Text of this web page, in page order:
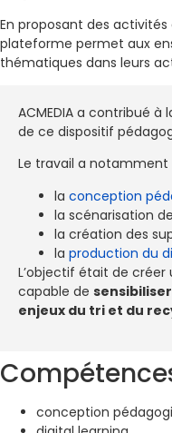
En proposant des
plateforme permet aux
thématiques dans leurs
ACMEDIA a contribué
de ce dispositif
Le travail a notamment
la conception
la scénarisation
la création des
la production du
L’objectif était de
capable de
enjeux du tri et du
conception